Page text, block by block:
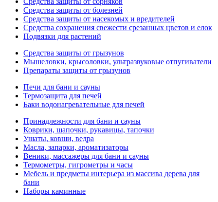
Средства защиты от болезней
Средства защиты от насекомых и вредителей
Средства сохранения свежести срезанных цветов и елок
Подвязки для растений
Средства защиты от грызунов
Мышеловки, крысоловки, ультразвуковые отпугиватели
Препараты защиты от грызунов
Печи для бани и сауны
Термозащита для печей
Баки водонагревательные для печей
Принадлежности для бани и сауны
Коврики, шапочки, рукавицы, тапочки
Ушаты, ковши, ведра
Масла, запарки, ароматизаторы
Веники, массажеры для бани и сауны
Термометры, гигрометры и часы
Мебель и предметы интерьера из массива дерева для
бани
Наборы каминные